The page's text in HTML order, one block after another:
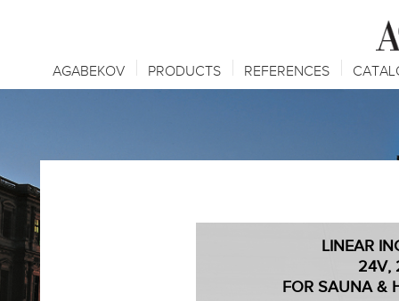
LINEAR
24V,
FOR SAUNA &
AGABEKOV PRODUCTS REFERENCES